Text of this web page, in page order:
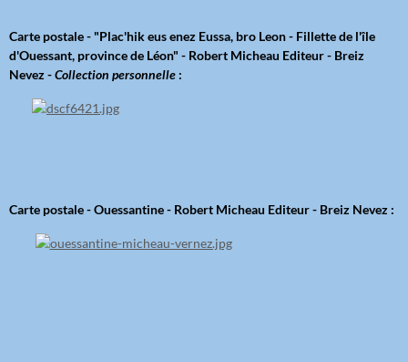
Carte postale - "Plac'hik eus enez Eussa, bro Leon - Fillette de l'île
d'Ouessant, province de Léon" - Robert Micheau Editeur - Breiz
Nevez -Collection personnelle :
Carte postale - Ouessantine - Robert Micheau Editeur - Breiz Nevez :